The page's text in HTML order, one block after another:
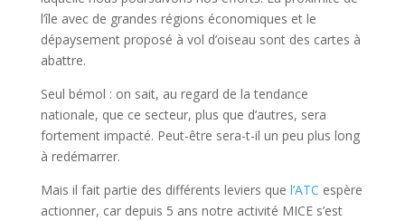
l’île avec de grandes régions économiques et le
dépaysement proposé à vol d’oiseau sont des cartes à
abattre.
Seul bémol : on sait, au regard de la tendance
nationale, que ce secteur, plus que d’autres, sera
fortement impacté. Peut-être sera-t-il un peu plus long
à redémarrer.
Mais il fait partie des différents leviers que l’ATC espère
actionner, car depuis 5 ans notre activité MICE s’est